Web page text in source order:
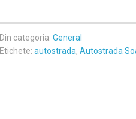
Din categoria: General
Etichete: autostrada, Autostrada